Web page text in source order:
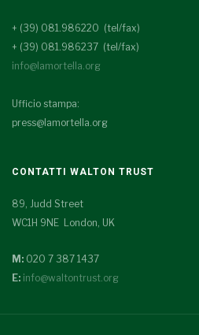
+ (39) 081.986220 (tel/fax)
+ (39) 081.986237 (tel/fax)
info@lamortella.org
Ufficio stampa:
press@lamortella.org
CONTATTI WALTON TRUST
89, Judd Street
WC1H 9NE London, UK
M: 020 7 387 1437
E: info@waltontrust.org